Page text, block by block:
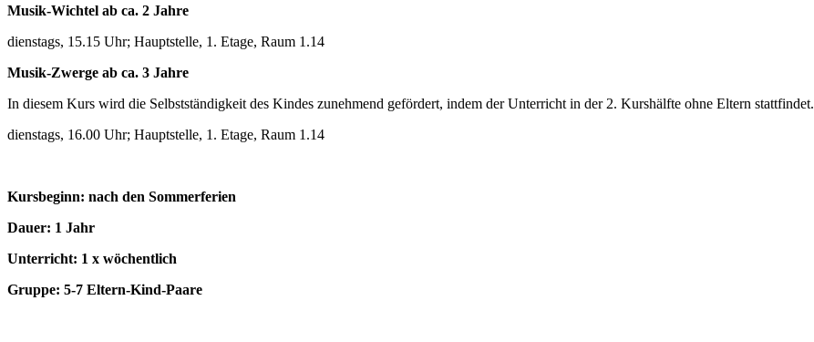
Musik-Wichtel ab ca. 2 Jahre
dienstags, 15.15 Uhr; Hauptstelle, 1. Etage, Raum 1.14
Musik-Zwerge ab ca. 3 Jahre
In diesem Kurs wird die Selbstständigkeit des Kindes zunehmend gefördert, indem der Unterricht in der 2. Kurshälfte ohne Eltern stattfindet.
dienstags, 16.00 Uhr; Hauptstelle, 1. Etage, Raum 1.14
Kursbeginn: nach den Sommerferien
Dauer: 1 Jahr
Unterricht: 1 x wöchentlich
Gruppe: 5-7 Eltern-Kind-Paare